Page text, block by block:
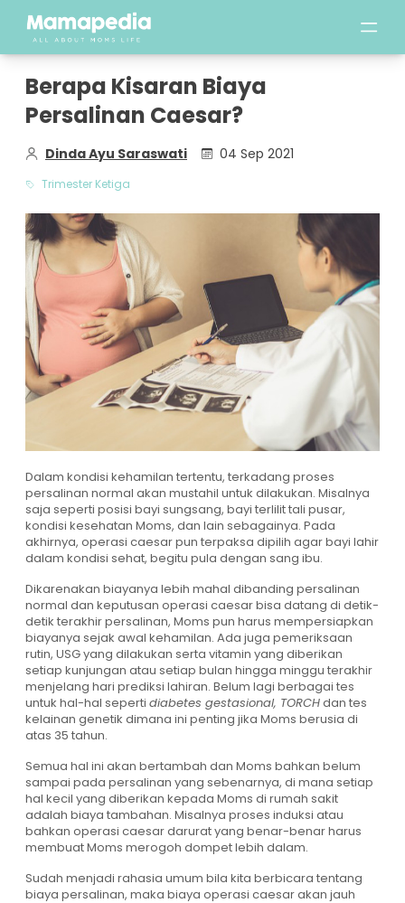
Berapa Kisaran Biaya
Persalinan Caesar?
Dinda Ayu Saraswati 04 Sep 2021
Trimester Ketiga
Dalam kondisi kehamilan tertentu, terkadang proses
persalinan normal akan mustahil untuk dilakukan. Misalnya
saja seperti posisi bayi sungsang, bayi terlilit tali pusar,
kondisi kesehatan Moms, dan lain sebagainya. Pada
akhirnya, operasi caesar pun terpaksa dipilih agar bayi lahir
dalam kondisi sehat, begitu pula dengan sang ibu.
Dikarenakan biayanya lebih mahal dibanding persalinan
normal dan keputusan operasi caesar bisa datang di detik-
detik terakhir persalinan, Moms pun harus mempersiapkan
biayanya sejak awal kehamilan. Ada juga pemeriksaan
rutin, USG yang dilakukan serta vitamin yang diberikan
setiap kunjungan atau setiap bulan hingga minggu terakhir
menjelang hari prediksi lahiran. Belum lagi berbagai tes
untuk hal-hal seperti diabetes gestasional, TORCHdan tes
kelainan genetik dimana ini penting jika Moms berusia di
atas 35 tahun.
Semua hal ini akan bertambah dan Moms bahkan belum
sampai pada persalinan yang sebenarnya, di mana setiap
hal kecil yang diberikan kepada Moms di rumah sakit
adalah biaya tambahan. Misalnya proses induksi atau
bahkan operasi caesar darurat yang benar-benar harus
membuat Moms merogoh dompet lebih dalam.
Sudah menjadi rahasia umum bila kita berbicara tentang
biaya persalinan, maka biaya operasi caesar akan jauh